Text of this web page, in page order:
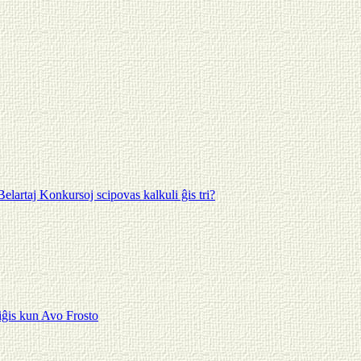
Konkursoj scipovas kalkuli ĝis tri?
kun Avo Frosto